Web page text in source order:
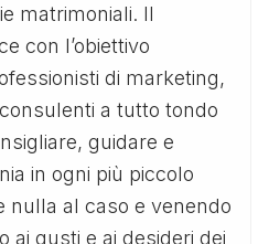
matrimoniali. Il
con l’obiettivo
di marketing,
a tutto tondo
guidare e
in ogni più piccolo
nulla al caso e venendo
ai gusti e ai desideri dei